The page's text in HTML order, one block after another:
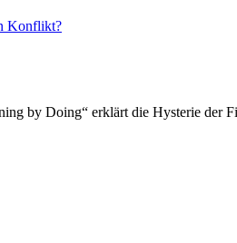
Konflikt?
by Doing“ erklärt die Hysterie der